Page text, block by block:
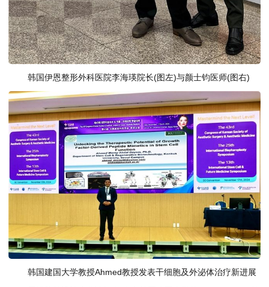
韩国伊恩整形外科医院李海瑛院长(图左)与颜士钧医师(图右)
韩国建国大学教授Ahmed教授发表干细胞及外泌体治疗新进展